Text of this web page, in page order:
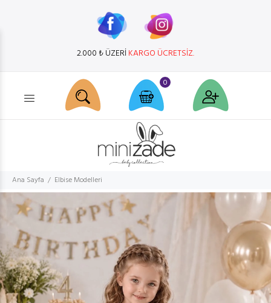
2.000 ₺ ÜZERİKARGO ÜCRETSİZ.
Ürün arama... 0
Ana Sayfa Elbise Modelleri